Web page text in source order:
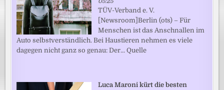
TÜV-Verband e. V.
[Newsroom]Berlin (ots) – Für
Menschen ist das Anschnallen im
Auto selbstverständlich. Bei Haustieren nehmen es viele
dagegen nicht ganz so genau: Der... Quelle
Luca Maroni kürt die besten